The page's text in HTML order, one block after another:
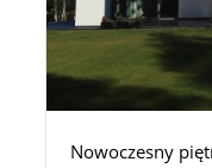
Nowoczesny